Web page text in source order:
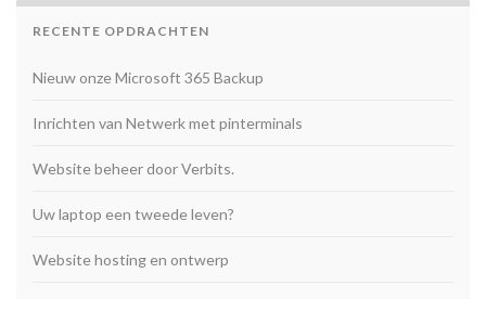
RECENTE OPDRACHTEN
Nieuw onze Microsoft 365 Backup
Inrichten van Netwerk met pinterminals
Website beheer door Verbits.
Uw laptop een tweede leven?
Website hosting en ontwerp